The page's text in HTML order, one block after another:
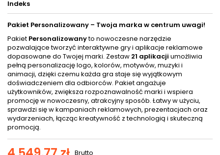
Indeks
Pakiet Personalizowany – Twoja marka w centrum uwagi!
Pakiet Personalizowanyto nowoczesne narzędzie
pozwalające tworzyć interaktywne gry i aplikacje reklamowe
dopasowane do Twojej marki. Zestaw 21 aplikacji umożliwia
pełną personalizację logo, kolorów, motywów, muzyki i
animacji, dzięki czemu każda gra staje się wyjątkowym
doświadczeniem dla odbiorców. Pakiet angażuje
użytkowników, zwiększa rozpoznawalność marki i wspiera
promocję w nowoczesny, atrakcyjny sposób. Łatwy w użyciu,
sprawdzi się w kampaniach reklamowych, prezentacjach oraz
wydarzeniach, łącząc kreatywność z technologią i skuteczną
promocją.
Brutto